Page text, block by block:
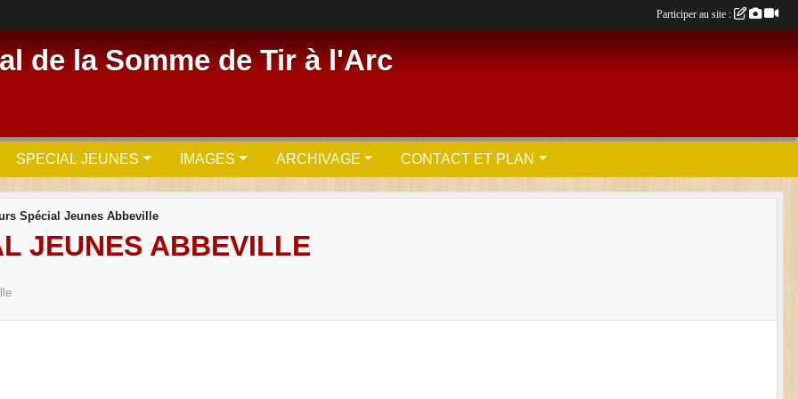
de la Somme de Tir à l'Arc
SPECIAL JEUNES IMAGES ARCHIVAGE CONTACT ET PLAN
Spécial Jeunes Abbeville
JEUNES ABBEVILLE
Participer au site :